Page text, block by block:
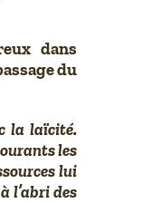
dans
du
la laïcité.
les
lui
l’abri des